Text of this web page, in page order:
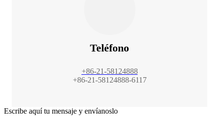
Teléfono
+86-21-58124888
+86-21-58124888-6117
Escribe aquí tu mensaje y envíanoslo